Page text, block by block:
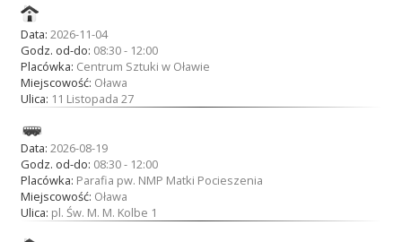
Data: 2026-11-04
Godz. od-do: 08:30 - 12:00
Placówka: Centrum Sztuki w Oławie
Miejscowość: Oława
Ulica: 11 Listopada 27
Data: 2026-08-19
Godz. od-do: 08:30 - 12:00
Placówka: Parafia pw. NMP Matki Pocieszenia
Miejscowość: Oława
Ulica: pl. Św. M. M. Kolbe 1